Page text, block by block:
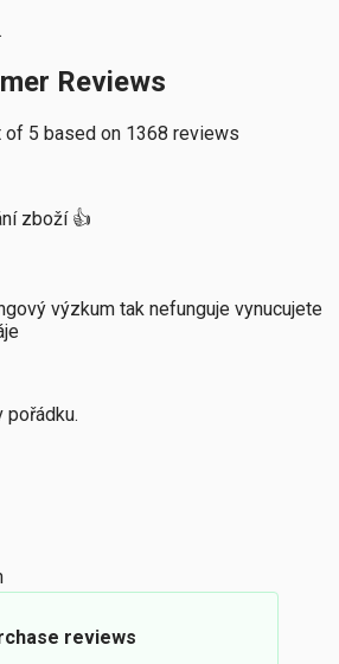
Reviews
of 5 based on 1368 reviews
zboží 👍
výzkum tak nefunguje vynucujete
pořádku.
reviews